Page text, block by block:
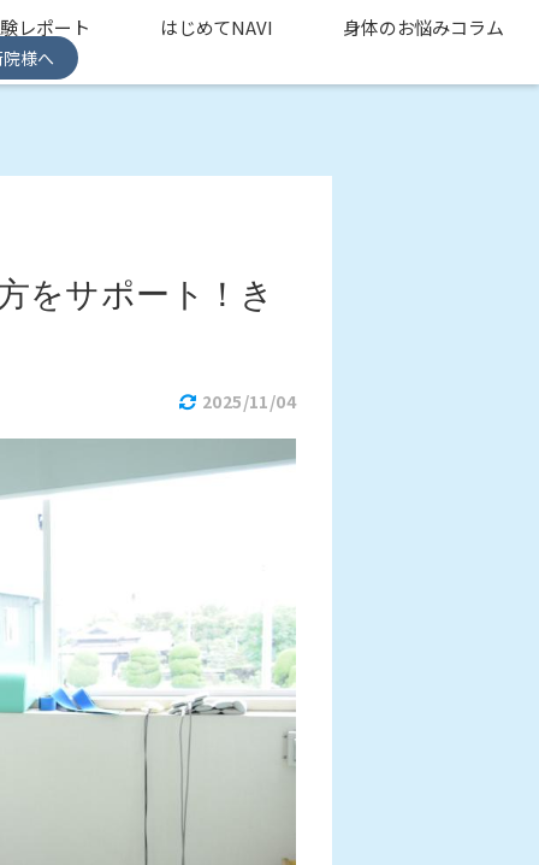
レポート はじめてNAVI 身体のお悩みコラム
様へ
をサポート！き
2025/11/04